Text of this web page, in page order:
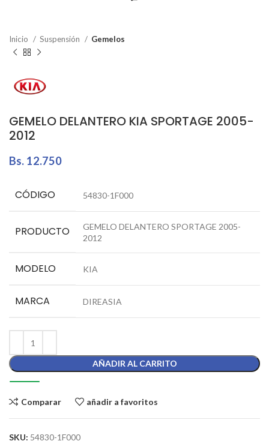
Inicio Suspensión Gemelos
GEMELO DELANTERO KIA SPORTAGE 2005-
2012
Bs. 12.750
CÓDIGO 54830-1F000
PRODUCTO
GEMELO DELANTERO SPORTAGE 2005-
2012
MODELO KIA
MARCA DIREASIA
AÑADIR AL CARRITO
Comparar añadir a favoritos
SKU: 54830-1F000